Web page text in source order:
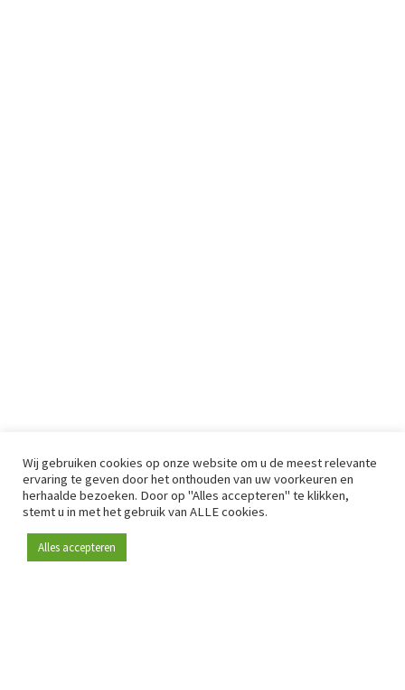
Wij gebruiken cookies op onze website om u de meest relevante
ervaring te geven door het onthouden van uw voorkeuren en
herhaalde bezoeken. Door op "Alles accepteren" te klikken,
stemt u in met het gebruik van ALLE cookies.
Alles accepteren